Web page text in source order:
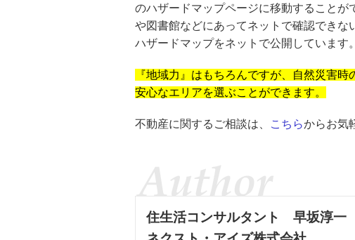
のハザードマップページに移動すること
や図書館などにあってネットで確認でき
ハザードマップをネットで公開しています。
『地域力』はもちろんですが、自然災害
安心なエリアを選ぶことができます。
不動産に関するご相談は、 こちらからお気
住生活コンサルタント 早坂淳一